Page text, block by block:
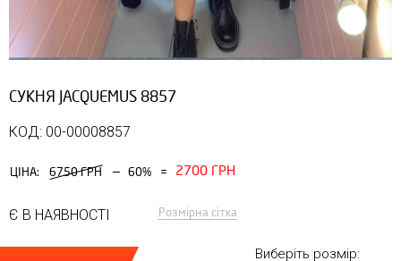
СУКНЯ JACQUEMUS 8857
КОД: 00-00008857
ЦІНА: 6750 ГРН — 60% = 2700 ГРН
Є В НАЯВНОСТІ Розмірна сітка
Виберіть розмір: